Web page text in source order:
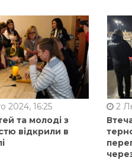
2024, 16:25
та молоді з
відкрили в
2